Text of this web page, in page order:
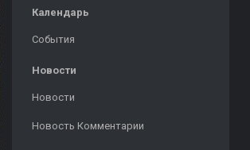
Календарь
События
Новости
Новости
Новость Комментарии